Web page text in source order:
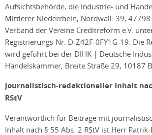
Aufsichtsbehörde, die Industrie- und
Mittlerer Niederrhein, Nordwall 39, 47798
Verband der Vereine Creditreform e.V.
Registrierungs-Nr. D-Z42F-0FY1G-19. Die
wird geführt bei der DIHK | Deutsche
Handelskammer, Breite Straße 29, 10187
Journalistisch-redaktioneller Inhalt
RStV
Verantwortlich für Beiträge mit
Inhalt nach § 55 Abs. 2 RStV ist Herr